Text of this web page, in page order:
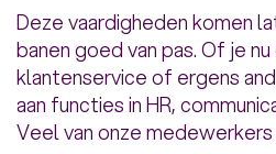
Deze vaardigheden komen
banen goed van pas. Of je
klantenservice of ergens
aan functies in HR,
Veel van onze